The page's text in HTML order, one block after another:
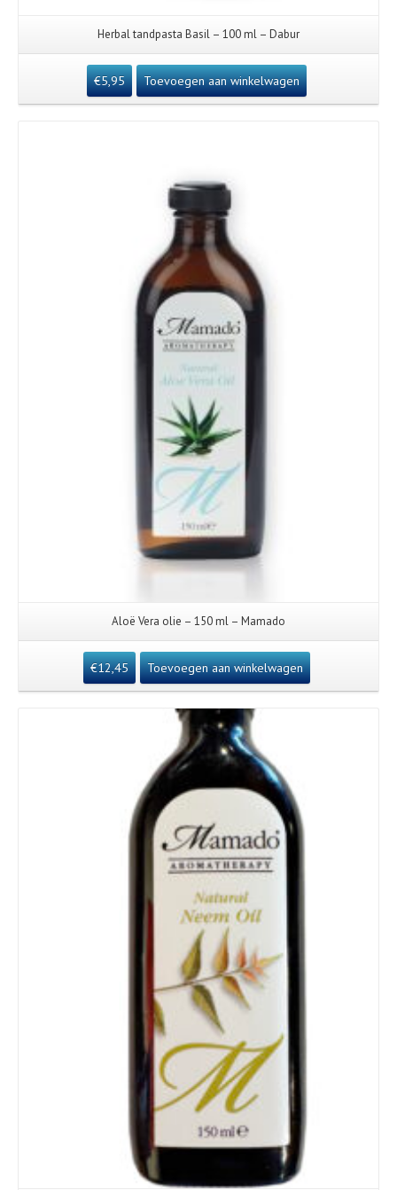
Herbal tandpasta Basil – 100 ml – Dabur
€5,95 Toevoegen aan winkelwagen
Aloë Vera olie – 150 ml – Mamado
€12,45 Toevoegen aan winkelwagen
Details